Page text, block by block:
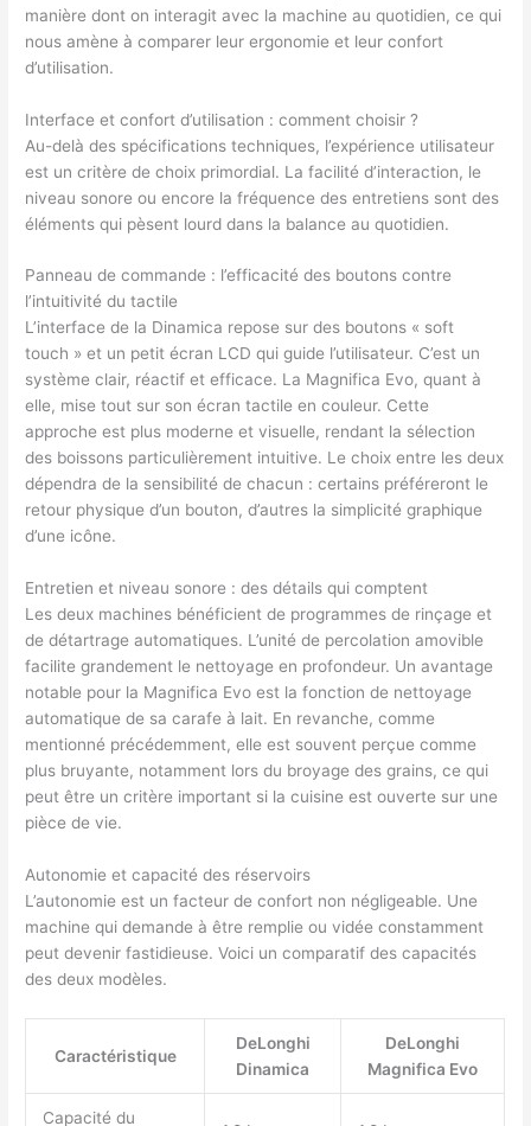
manière dont on interagit avec la machine au quotidien, ce qui
nous amène à comparer leur ergonomie et leur confort
d’utilisation.
Interface et confort d’utilisation : comment choisir ?
Au-delà des spécifications techniques, l’expérience utilisateur
est un critère de choix primordial. La facilité d’interaction, le
niveau sonore ou encore la fréquence des entretiens sont des
éléments qui pèsent lourd dans la balance au quotidien.
Panneau de commande : l’efficacité des boutons contre
l’intuitivité du tactile
L’interface de la Dinamica repose sur des boutons « soft
touch » et un petit écran LCD qui guide l’utilisateur. C’est un
système clair, réactif et efficace. La Magnifica Evo, quant à
elle, mise tout sur son écran tactile en couleur. Cette
approche est plus moderne et visuelle, rendant la sélection
des boissons particulièrement intuitive. Le choix entre les deux
dépendra de la sensibilité de chacun : certains préféreront le
retour physique d’un bouton, d’autres la simplicité graphique
d’une icône.
Entretien et niveau sonore : des détails qui comptent
Les deux machines bénéficient de programmes de rinçage et
de détartrage automatiques. L’unité de percolation amovible
facilite grandement le nettoyage en profondeur. Un avantage
notable pour la Magnifica Evo est la fonction de nettoyage
automatique de sa carafe à lait. En revanche, comme
mentionné précédemment, elle est souvent perçue comme
plus bruyante, notamment lors du broyage des grains, ce qui
peut être un critère important si la cuisine est ouverte sur une
pièce de vie.
Autonomie et capacité des réservoirs
L’autonomie est un facteur de confort non négligeable. Une
machine qui demande à être remplie ou vidée constamment
peut devenir fastidieuse. Voici un comparatif des capacités
des deux modèles.
Caractéristique
DeLonghi
Dinamica
DeLonghi
Magnifica Evo
Capacité du